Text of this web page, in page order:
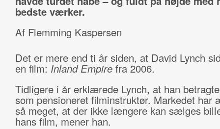
bedste værker.
Af Flemming Kaspersen
Det er mere end ti år siden, at David Lynch
en film: Inland Empire fra 2006.
Tidligere i år erklærede Lynch, at han
som pensioneret filminstruktør. Markedet har
så meget, at der ikke længere kan sælges
hans film, mener han.